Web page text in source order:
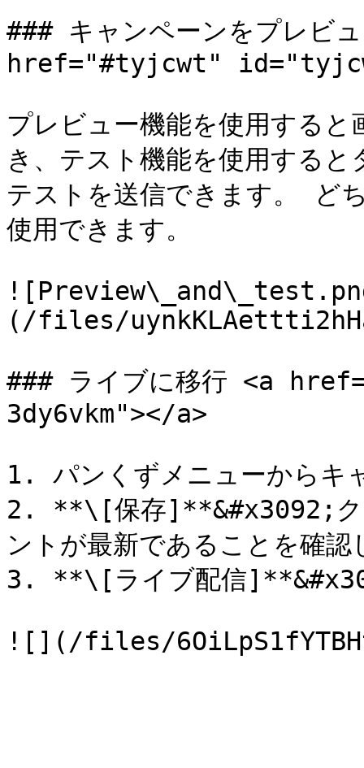
### キャンペーンをプレビ
href="#tyjcwt"
プレビュー機能を使用する
き、テスト機能を使用する
テストを送信できます。 ど
使用できます。
(/files/
### ライブに移行 <a
3dy6vkm"></a>
1. パンくずメニューからキ
2. **\[保存]**&#x3092;ク
ントが最新であることを確認
3. **\[ライブ配信